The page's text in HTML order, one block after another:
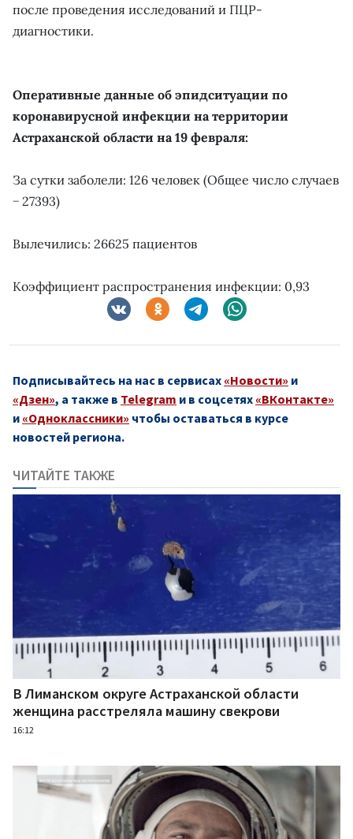
после проведения исследований и ПЦР-
диагностики.
Оперативные данные об эпидситуации по
коронавирусной инфекции на территории
Астраханской области на 19 февраля:
За сутки заболели: 126 человек (Общее число случаев
− 27393)
Вылечились: 26625 пациентов
Коэффициент распространения инфекции: 0,93
Подписывайтесь на нас в сервисах «Новости» и
«Дзен», а также в Telegram и в соцсетях «ВКонтакте»
и «Одноклассники» чтобы оставаться в курсе
новостей региона.
ЧИТАЙТЕ ТАКЖЕ
В Лиманском округе Астраханской области
женщина расстреляла машину свекрови
16:12